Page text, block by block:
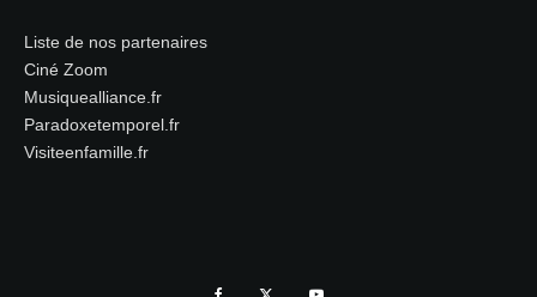
Liste de nos partenaires
Ciné Zoom
Musiquealliance.fr
Paradoxetemporel.fr
Visiteenfamille.fr